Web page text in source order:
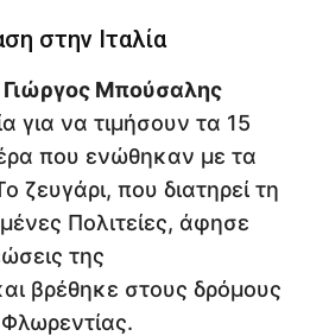
στην Ιταλία
Γιώργος Μπούσαλης
για να τιμήσουν τα 15
που ενώθηκαν με τα
ζευγάρι, που διατηρεί τη
Πολιτείες, άφησε
της
βρέθηκε στους δρόμους